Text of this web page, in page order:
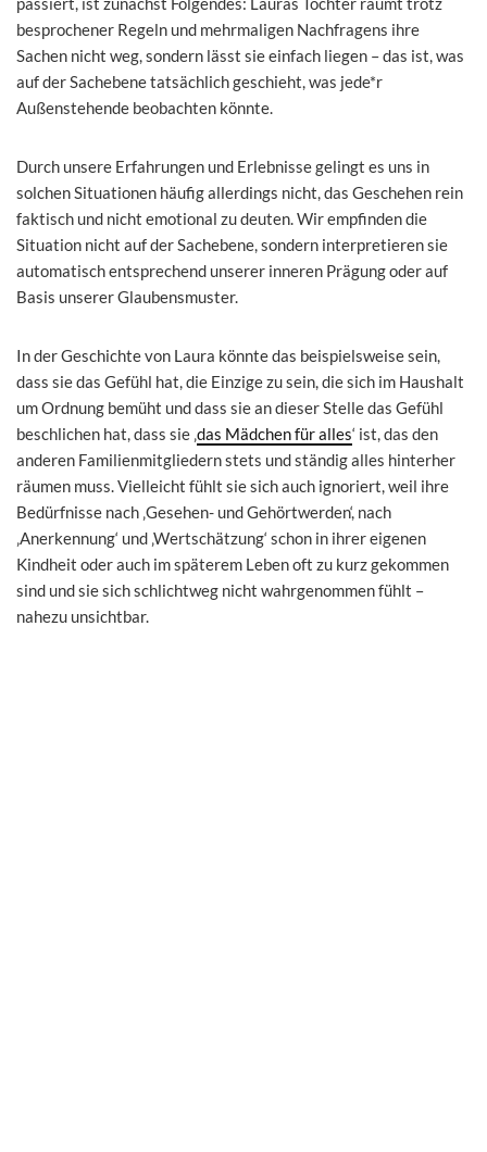
besprochener Regeln und mehrmaligen Nachfragens ihre
Sachen nicht weg, sondern lässt sie einfach liegen – das ist, was
auf der Sachebene tatsächlich geschieht, was jede*r
Außenstehende beobachten könnte.
Durch unsere Erfahrungen und Erlebnisse gelingt es uns in
solchen Situationen häufig allerdings nicht, das Geschehen rein
faktisch und nicht emotional zu deuten. Wir empfinden die
Situation nicht auf der Sachebene, sondern interpretieren sie
automatisch entsprechend unserer inneren Prägung oder auf
Basis unserer Glaubensmuster.
In der Geschichte von Laura könnte das beispielsweise sein,
dass sie das Gefühl hat, die Einzige zu sein, die sich im Haushalt
um Ordnung bemüht und dass sie an dieser Stelle das Gefühl
beschlichen hat, dass sie ‚das Mädchen für alles‘ ist, das den
anderen Familienmitgliedern stets und ständig alles hinterher
räumen muss. Vielleicht fühlt sie sich auch ignoriert, weil ihre
Bedürfnisse nach ‚Gesehen- und Gehörtwerden‘, nach
‚Anerkennung‘ und ‚Wertschätzung‘ schon in ihrer eigenen
Kindheit oder auch im späterem Leben oft zu kurz gekommen
sind und sie sich schlichtweg nicht wahrgenommen fühlt –
nahezu unsichtbar.